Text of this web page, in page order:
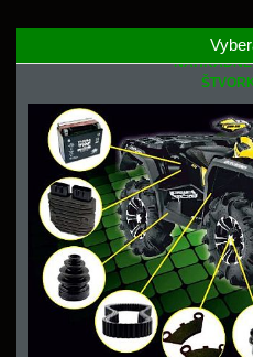
NÁHRADNÉ